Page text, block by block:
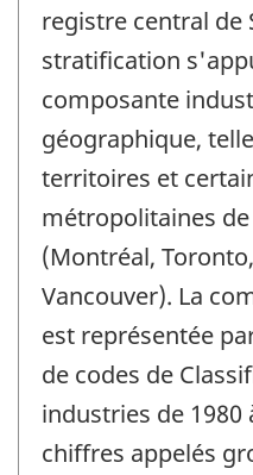
registre central de
stratification
composante
géographique,
territoires et
métropolitaines
(Montréal,
Vancouver). La
est représentée
de codes de
industries de
chiffres appelés